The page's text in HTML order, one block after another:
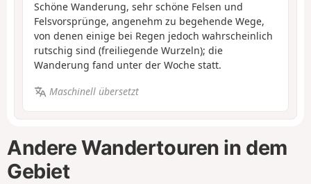
Schöne Wanderung, sehr schöne Felsen und
Felsvorsprünge, angenehm zu begehende Wege,
von denen einige bei Regen jedoch wahrscheinlich
rutschig sind (freiliegende Wurzeln); die
Wanderung fand unter der Woche statt.
Maschinell übersetzt
Andere Wandertouren in dem
Gebiet